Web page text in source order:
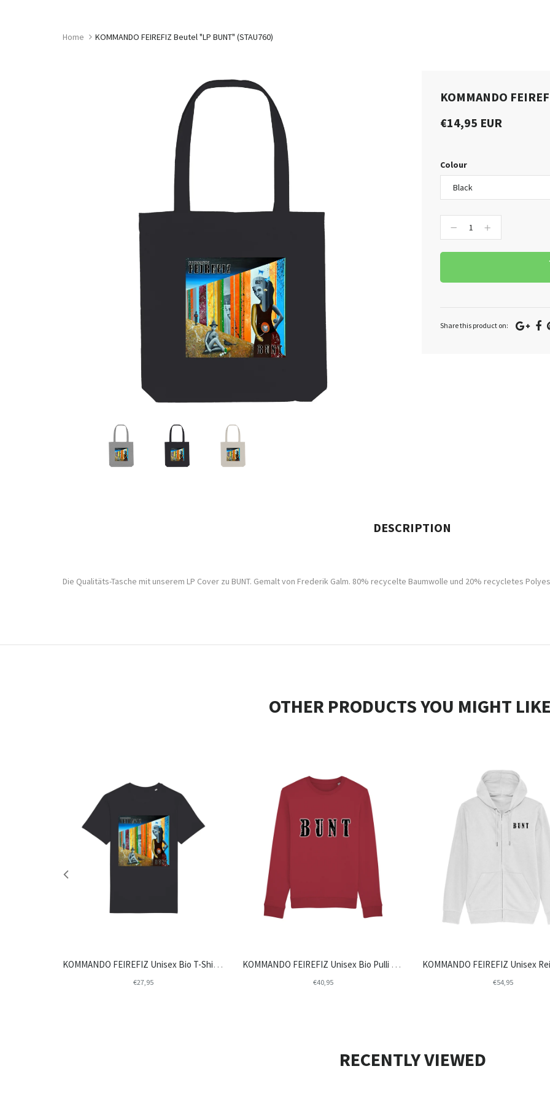
Home KOMMANDO FEIREFIZ Beutel "LP BUNT" (STAU760)
KOMMANDO
€14,95 EUR
Colour
Share this product on:
DESCRIPTION
Die Qualitäts-Tasche mit unserem LP Cover zu BUNT. Gemalt von Frederik Galm. 80% recycelte Baumwolle und 20% recycletes
OTHER PRODUCTS YOU MIGHT
KOMMANDO FEIREFIZ Unisex Bio T-Shirt "LP BUNT" (STTU758)
€27,95
KOMMANDO FEIREFIZ Unisex Bio Pulli "BUNT"
€40,95 €54,95
RECENTLY VIEWED